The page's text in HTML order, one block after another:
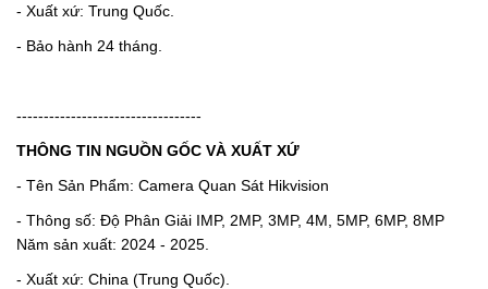
- Xuất xứ: Trung Quốc.
- Bảo hành 24 tháng.
----------------------------------
THÔNG TIN NGUỒN GỐC VÀ XUẤT XỨ
- Tên Sản Phẩm: Camera Quan Sát Hikvision
- Thông số: Độ Phân Giải IMP, 2MP, 3MP, 4M, 5MP, 6MP, 8MP
Năm sản xuất: 2024 - 2025.
- Xuất xứ: China (Trung Quốc).